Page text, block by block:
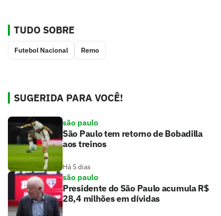
TUDO SOBRE
Futebol Nacional Remo
SUGERIDA PARA VOCÊ!
são paulo
São Paulo tem retorno de Bobadilla
aos treinos
Há 5 dias
são paulo
Presidente do São Paulo acumula R$
28,4 milhões em dívidas